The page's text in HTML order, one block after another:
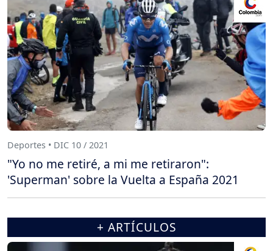
Deportes • DIC 10 / 2021
"Yo no me retiré, a mi me retiraron":
'Superman' sobre la Vuelta a España 2021
+ ARTÍCULOS